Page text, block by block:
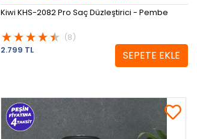
Kiwi KHS-2082 Pro Saç Düzleştirici - Pembe
(8)
2.799 TL
SEPETE EKLE